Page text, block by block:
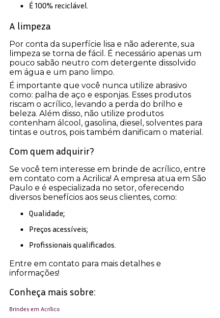
É 100% reciclável.
A limpeza
Por conta da superfície lisa e não aderente, sua
limpeza se torna de fácil. É necessário apenas um
pouco sabão neutro com detergente dissolvido
em água e um pano limpo.
É importante que você nunca utilize abrasivo
como: palha de aço e esponjas. Esses produtos
riscam o acrílico, levando a perda do brilho e
beleza. Além disso, não utilize produtos
contenham álcool, gasolina, diesel, solventes para
tintas e outros, pois também danificam o material.
Com quem adquirir?
Se você tem interesse em brinde de acrílico, entre
em contato com a Acrilica! A empresa atua em São
Paulo e é especializada no setor, oferecendo
diversos benefícios aos seus clientes, como:
Qualidade;
Preços acessíveis;
Profissionais qualificados.
Entre em contato para mais detalhes e
informações!
Conheça mais sobre:
Brindes em Acrílico